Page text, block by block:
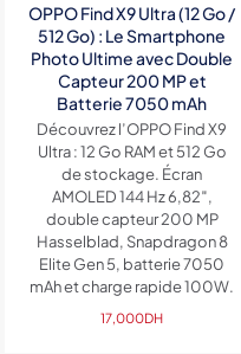
OPPO Find X9 Ultra (12 Go /
512 Go) : Le Smartphone
Photo Ultime avec Double
Capteur 200 MP et
Batterie 7050 mAh
Découvrez l’OPPO Find X9
Ultra : 12 Go RAM et 512 Go
de stockage. Écran
AMOLED 144 Hz 6,82″,
double capteur 200 MP
Hasselblad, Snapdragon 8
Elite Gen 5, batterie 7050
mAh et charge rapide 100W.
17,000DH